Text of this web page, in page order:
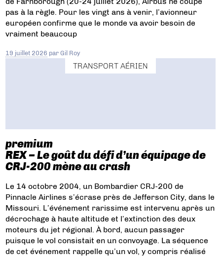
pas à la règle. Pour les vingt ans à venir, l’avionneur
européen confirme que le monde va avoir besoin de
vraiment beaucoup
19 juillet 2026 parGil Roy
TRANSPORT AÉRIEN
premium
REX – Le goût du défi d’un équipage de
CRJ-200 mène au crash
Le 14 octobre 2004, un Bombardier CRJ-200 de
Pinnacle Airlines s’écrase près de Jefferson City, dans le
Missouri. L’événement rarissime est intervenu après un
décrochage à haute altitude et l’extinction des deux
moteurs du jet régional. À bord, aucun passager
puisque le vol consistait en un convoyage. La séquence
de cet événement rappelle qu’un vol, y compris réalisé